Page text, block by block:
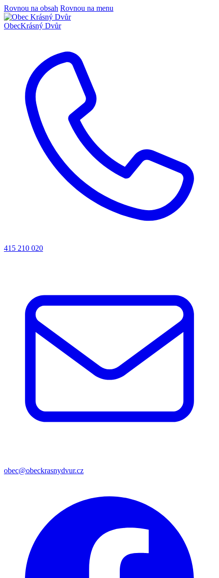
Rovnou na obsah Rovnou na menu
ObecKrásný Dvůr
415 210 020
obec@obeckrasnydvur.cz